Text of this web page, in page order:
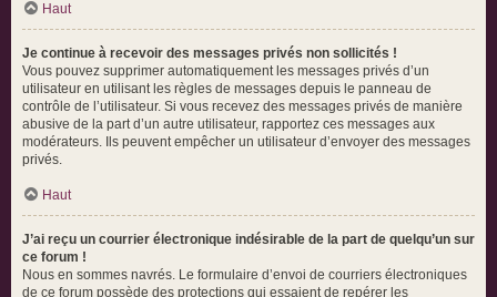
Haut
Je continue à recevoir des messages privés non sollicités !
Vous pouvez supprimer automatiquement les messages privés d’un
utilisateur en utilisant les règles de messages depuis le panneau de
contrôle de l’utilisateur. Si vous recevez des messages privés de manière
abusive de la part d’un autre utilisateur, rapportez ces messages aux
modérateurs. Ils peuvent empêcher un utilisateur d’envoyer des messages
privés.
Haut
J’ai reçu un courrier électronique indésirable de la part de quelqu’un sur
ce forum !
Nous en sommes navrés. Le formulaire d’envoi de courriers électroniques
de ce forum possède des protections qui essaient de repérer les